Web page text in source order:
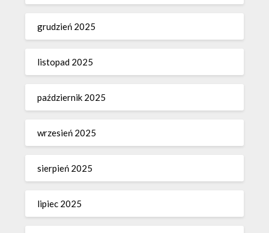
grudzień 2025
listopad 2025
październik 2025
wrzesień 2025
sierpień 2025
lipiec 2025